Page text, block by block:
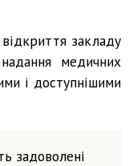
закладу
медичних
і доступнішими
задоволені